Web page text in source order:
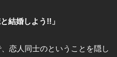
結婚しよう!!」
恋人同士のということを隠し